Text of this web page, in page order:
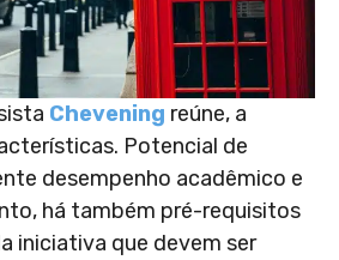
Chevening reúne, a
Potencial de
desempenho acadêmico e
há também pré-requisitos
iniciativa que devem ser